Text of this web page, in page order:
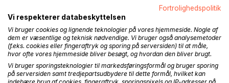
Nutrient terapi handler om alternativ og holistisk behandling
med næringsstoffer.
Forfatteren anbefaler et nyt syn på forebyggelse og
sygdomsbehandling, ved at vi bliver bevidste om at kosten
ofte mangler de livsvigtige næringsstoffer.
Fortrolighedspolitik
Vi respekterer databeskyttelsen
Vi bruger cookies og lignende teknologier på vores hjemmeside. Nogle af
dem er væsentlige og teknisk nødvendige. Vi bruger også analysemetoder
(f.eks. cookies eller fingeraftryk og sporing på serversiden) til at måle,
hvor ofte vores hjemmeside bliver besøgt, og hvordan den bliver brugt.
Vi bruger sporingsteknologier til markedsføringsformål og bruger sporing
på serversiden samt tredjepartsudbydere til dette formål, hvilket kan